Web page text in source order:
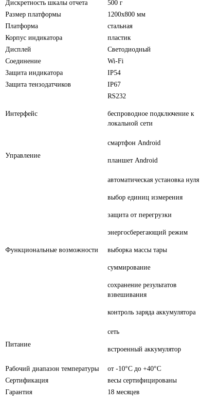
Дискретность шкалы отчета
500 г
Размер платформы
1200х800 мм
Платформа
стальная
Корпус индикатора
пластик
Дисплей
Светодиодный
Соединение
Wi-Fi
Защита индикатора
IP54
Защита тензодатчиков
IP67
Интерфейс
RS232
беспроводное подключение к
локальной сети
Управление
смартфон Android
планшет Android
Функциональные возможности
автоматическая установка нуля
выбор единиц измерения
защита от перегрузки
энергосберегающий режим
выборка массы тары
суммирование
сохранение результатов
взвешивания
контроль заряда аккумулятора
Питание
сеть
встроенный аккумулятор
Рабочий диапазон температуры
от -10°С до +40°С
Сертификация
весы сертифицированы
Гарантия
18 месяцев